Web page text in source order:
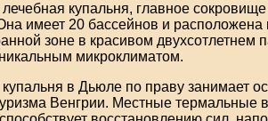
лечебная купальня, главное
имеет 20 бассейнов и расположена
зоне в красивом двухсотлетнем
микроклиматом.
купальня в Дьюле по праву занимает
Венгрии. Местные